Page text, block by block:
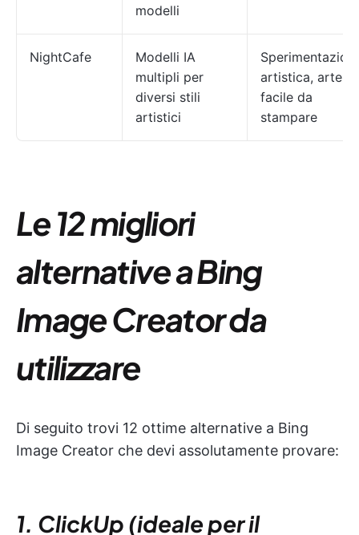
modelli
NightCafe
Modelli IA
multipli per
diversi stili
artistici
artistica, arte IA
facile da
stampare
Le 12 migliori
alternative a Bing
Image Creator da
utilizzare
Di seguito trovi 12 ottime alternative a Bing
Image Creator che devi assolutamente provare:
1. ClickUp (ideale per il